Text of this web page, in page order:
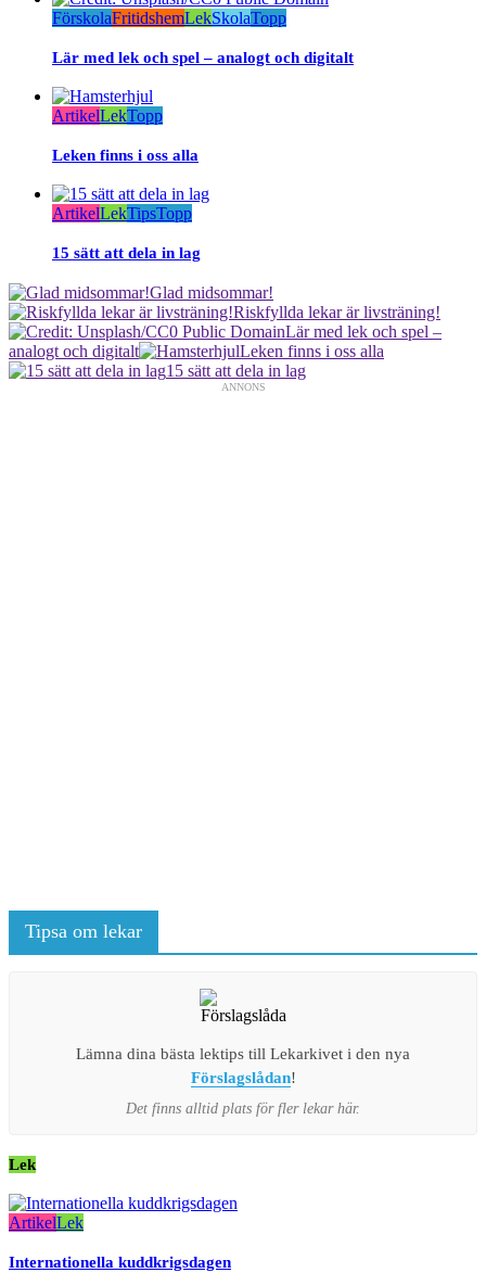
FörskolaFritidshemLekSkolaTopp
Lär med lek och spel – analogt och digitalt
ArtikelLekTopp
Leken finns i oss alla
ArtikelLekTipsTopp
15 sätt att dela in lag
Glad midsommar!
Riskfyllda lekar är livsträning!
Lär med lek och spel –
analogt och digitalt
Leken finns i oss alla
15 sätt att dela in lag
ANNONS
Tipsa om lekar
Lämna dina bästa lektips till Lekarkivet i den nya
Förslagslådan!
Det finns alltid plats för fler lekar här.
Lek
ArtikelLek
Internationella kuddkrigsdagen